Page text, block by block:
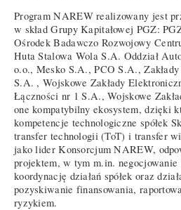
Program NAREW realizowany jest
w skład Grupy Kapitałowej PGZ:
Ośrodek Badawczo Rozwojowy
Huta Stalowa Wola S.A. Oddział
o.o., Mesko S.A., PCO S.A.,
S.A. , Wojskowe Zakłady
Łączności nr 1 S.A., Wojskowe
one kompatybilny ekosystem, dzięki
kompetencje technologiczne spółek
transfer technologii (ToT) i transfer
jako lider Konsorcjum NAREW,
projektem, w tym m.in.
koordynację działań spółek oraz
pozyskiwanie finansowania,
ryzykiem.